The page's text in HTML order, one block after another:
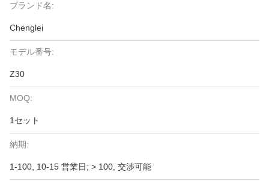
ブランド名:
Chenglei
モデル番号:
Z30
MOQ:
1セット
納期:
1-100, 10-15 営業日; > 100, 交渉可能